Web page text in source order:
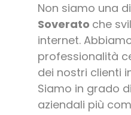
Non siamo una
Soverato che
internet.
professionalità
dei nostri clienti
Siamo in grado
aziendali più